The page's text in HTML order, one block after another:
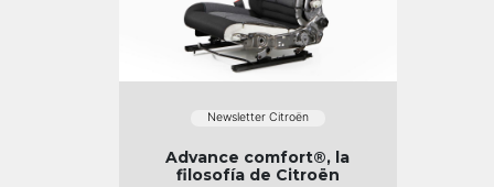
Newsletter Citroën
Advance comfort®, la
filosofía de Citroën